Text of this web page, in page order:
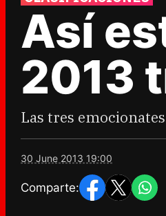
Así
2013
Las tres
30 June 2013 19:00
Comparte: